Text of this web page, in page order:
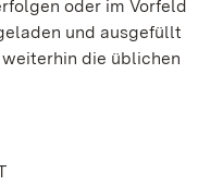
oder im Vorfeld
und ausgefüllt
die üblichen